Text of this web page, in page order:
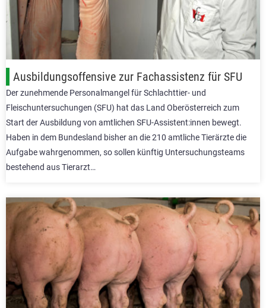
Ausbildungsoffensive zur Fachassistenz für SFU
Der zunehmende Personalmangel für Schlachttier- und
Fleischuntersuchungen (SFU) hat das Land Oberösterreich zum
Start der Ausbildung von amtlichen SFU-Assistent:innen bewegt.
Haben in dem Bundesland bisher an die 210 amtliche Tierärzte die
Aufgabe wahrgenommen, so sollen künftig Untersuchungsteams
bestehend aus Tierarzt…